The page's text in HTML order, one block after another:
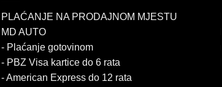
PLAĆANJE NA PRODAJNOM MJESTU
MD AUTO
- Plaćanje gotovinom
- PBZ Visa kartice do 6 rata
- American Express do 12 rata